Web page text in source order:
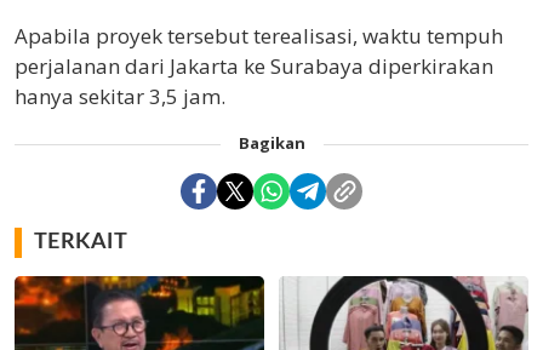
Apabila proyek tersebut terealisasi, waktu tempuh
perjalanan dari Jakarta ke Surabaya diperkirakan
hanya sekitar 3,5 jam.
Bagikan
TERKAIT